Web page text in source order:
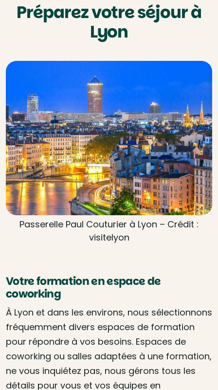
Préparez votre séjour à
Lyon
Passerelle Paul Couturier à Lyon – Crédit :
visitelyon
Votre formation en espace de
coworking
À Lyon et dans les environs, nous sélectionnons
fréquemment divers espaces de formation
pour répondre à vos besoins. Espaces de
coworking ou salles adaptées à une formation,
ne vous inquiétez pas, nous gérons tous les
détails pour vous et vos équipes en